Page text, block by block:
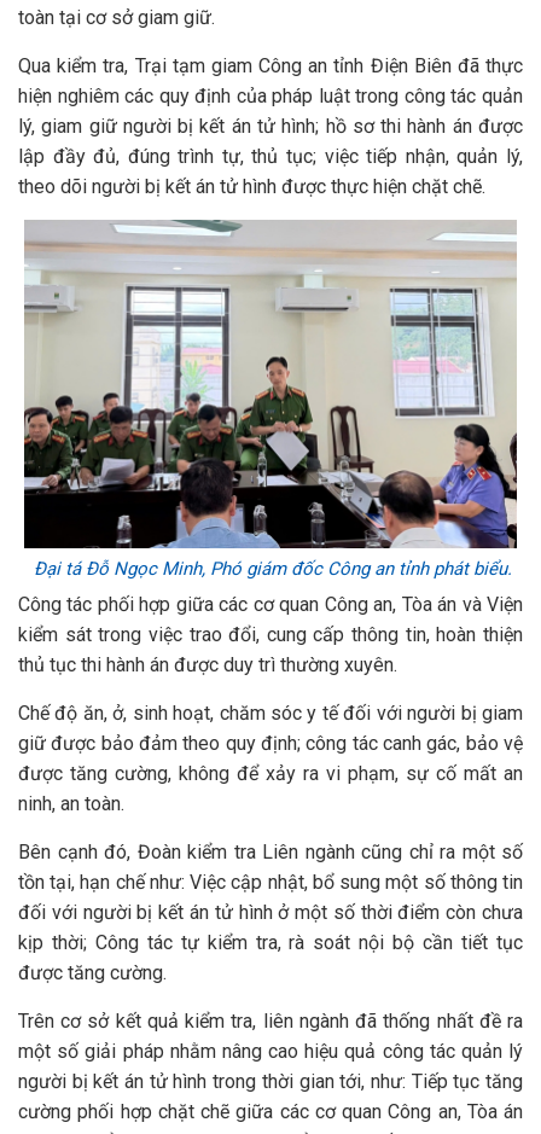
toàn tại cơ sở giam giữ.
Qua kiểm tra, Trại tạm giam Công an tỉnh Điện Biên đã thực
hiện nghiêm các quy định của pháp luật trong công tác quản
lý, giam giữ người bị kết án tử hình; hồ sơ thi hành án được
lập đầy đủ, đúng trình tự, thủ tục; việc tiếp nhận, quản lý,
theo dõi người bị kết án tử hình được thực hiện chặt chẽ.
Đại tá Đỗ Ngọc Minh, Phó giám đốc Công an tỉnh phát biểu.
Công tác phối hợp giữa các cơ quan Công an, Tòa án và Viện
kiểm sát trong việc trao đổi, cung cấp thông tin, hoàn thiện
thủ tục thi hành án được duy trì thường xuyên.
Chế độ ăn, ở, sinh hoạt, chăm sóc y tế đối với người bị giam
giữ được bảo đảm theo quy định; công tác canh gác, bảo vệ
được tăng cường, không để xảy ra vi phạm, sự cố mất an
ninh, an toàn.
Bên cạnh đó, Đoàn kiểm tra Liên ngành cũng chỉ ra một số
tồn tại, hạn chế như: Việc cập nhật, bổ sung một số thông tin
đối với người bị kết án tử hình ở một số thời điểm còn chưa
kịp thời; Công tác tự kiểm tra, rà soát nội bộ cần tiết tục
được tăng cường.
Trên cơ sở kết quả kiểm tra, liên ngành đã thống nhất đề ra
một số giải pháp nhằm nâng cao hiệu quả công tác quản lý
người bị kết án tử hình trong thời gian tới, như: Tiếp tục tăng
cường phối hợp chặt chẽ giữa các cơ quan Công an, Tòa án